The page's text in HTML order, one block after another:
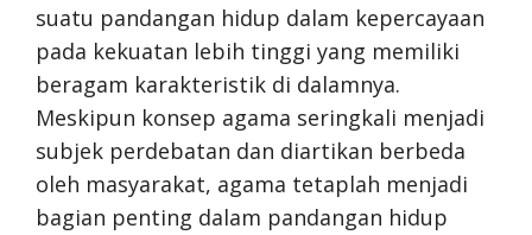
suatu pandangan hidup dalam kepercayaan
pada kekuatan lebih tinggi yang memiliki
beragam karakteristik di dalamnya.
Meskipun konsep agama seringkali menjadi
subjek perdebatan dan diartikan berbeda
oleh masyarakat, agama tetaplah menjadi
bagian penting dalam pandangan hidup